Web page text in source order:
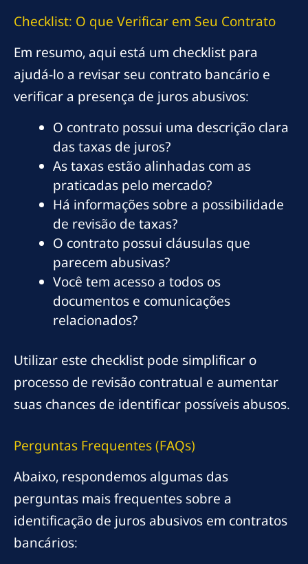
Checklist: O que Verificar em Seu Contrato
Em resumo, aqui está um checklist para
ajudá-lo a revisar seu contrato bancário e
verificar a presença de juros abusivos:
O contrato possui uma descrição clara
das taxas de juros?
As taxas estão alinhadas com as
praticadas pelo mercado?
Há informações sobre a possibilidade
de revisão de taxas?
O contrato possui cláusulas que
parecem abusivas?
Você tem acesso a todos os
documentos e comunicações
relacionados?
Utilizar este checklist pode simplificar o
processo de revisão contratual e aumentar
suas chances de identificar possíveis abusos.
Perguntas Frequentes (FAQs)
Abaixo, respondemos algumas das
perguntas mais frequentes sobre a
identificação de juros abusivos em contratos
bancários: